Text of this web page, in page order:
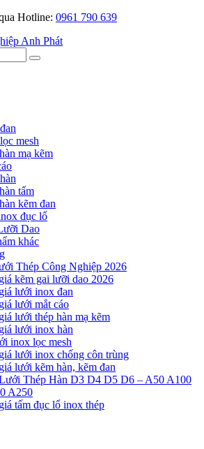
Hotline: 0961 790 639
mesh
mạ kẽm
tấm
kẽm đan
đục lổ
Dao
khác
Thép Công Nghiệp 2026
kẽm gai lưỡi dao 2026
lưới inox đan
lưới mắt cáo
lưới thép hàn mạ kẽm
lưới inox hàn
inox lọc mesh
lưới inox chống côn trùng
lưới kẽm hàn, kẽm đan
Thép Hàn D3 D4 D5 D6 – A50 A100
A250
tấm đục lổ inox thép